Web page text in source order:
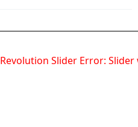
Revolution Slider Error: